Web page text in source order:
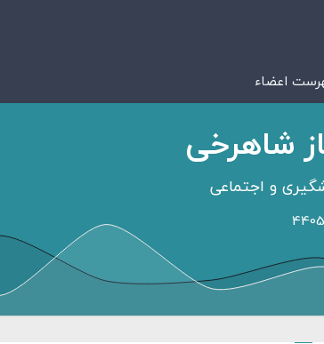
اعضاء
شاهرخی
و اجتماعی